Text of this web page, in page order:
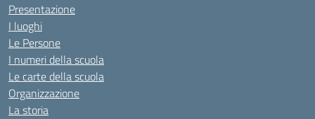
Presentazione
I luoghi
Le Persone
I numeri della scuola
Le carte della scuola
Organizzazione
La storia